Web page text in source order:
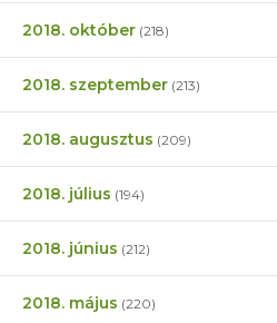
2018. október (218)
2018. szeptember (213)
2018. augusztus (209)
2018. július (194)
2018. június (212)
2018. május (220)